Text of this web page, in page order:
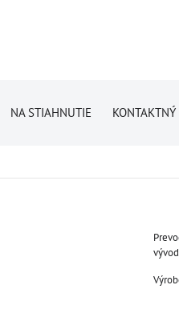
NA STIAHNUTIE